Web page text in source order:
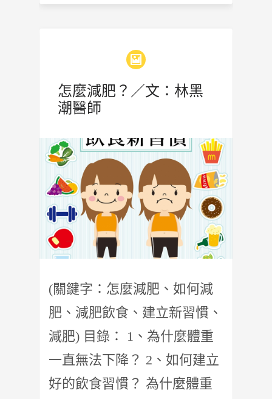
怎麼減肥？／文：林黑
潮醫師
(關鍵字：怎麼減肥、如何減
肥、減肥飲食、建立新習慣、
減肥) 目錄： 1、為什麼體重
一直無法下降？ 2、如何建立
好的飲食習慣？ 為什麼體重